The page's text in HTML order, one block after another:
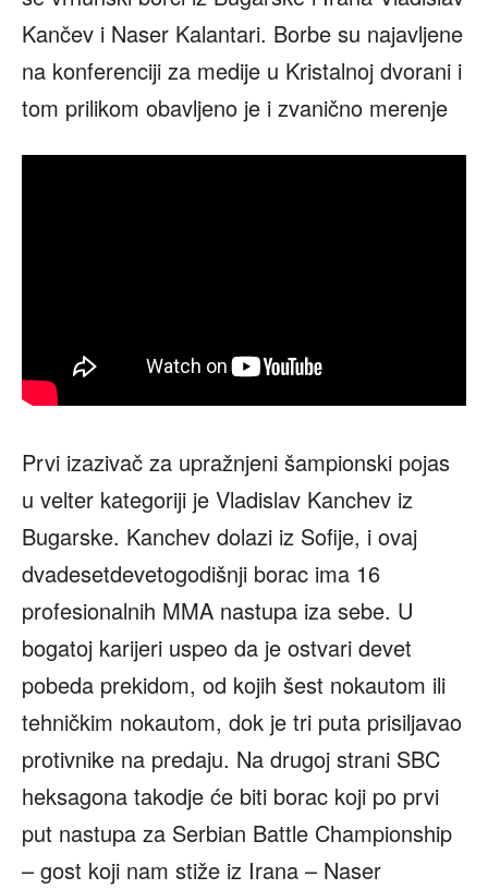
Kančev i Naser Kalantari. Borbe su najavljene
na konferenciji za medije u Kristalnoj dvorani i
tom prilikom obavljeno je i zvanično merenje
Prvi izazivač za upražnjeni šampionski pojas
u velter kategoriji je Vladislav Kanchev iz
Bugarske. Kanchev dolazi iz Sofije, i ovaj
dvadesetdevetogodišnji borac ima 16
profesionalnih MMA nastupa iza sebe. U
bogatoj karijeri uspeo da je ostvari devet
pobeda prekidom, od kojih šest nokautom ili
tehničkim nokautom, dok je tri puta prisiljavao
protivnike na predaju. Na drugoj strani SBC
heksagona takodje će biti borac koji po prvi
put nastupa za Serbian Battle Championship
– gost koji nam stiže iz Irana – Naser